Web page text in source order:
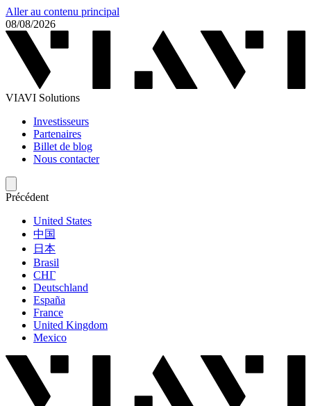
Aller au contenu principal
08/08/2026
VIAVI Solutions
Investisseurs
Partenaires
Billet de blog
Nous contacter
Précédent
United States
中国
日本
Brasil
СНГ
Deutschland
España
France
United Kingdom
Mexico